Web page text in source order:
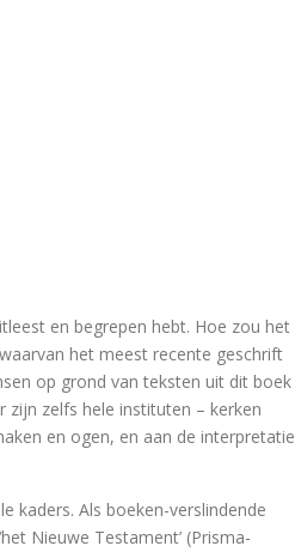
en begrepen hebt. Hoe zou het
het meest recente geschrift
op grond van teksten uit dit boek
zijn zelfs hele instituten – kerken
en ogen, en aan de interpretatie
kaders. Als boeken-verslindende
Nieuwe Testament’ (Prisma-